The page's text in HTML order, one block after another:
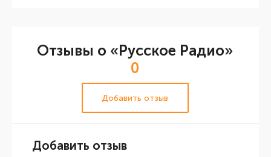
Отзывы о «Русское Радио»
0
Добавить отзыв
Добавить отзыв